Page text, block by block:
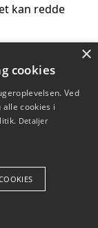
kan redde
bevarelsen
×
cookies
Ved
cookies i
Detaljer